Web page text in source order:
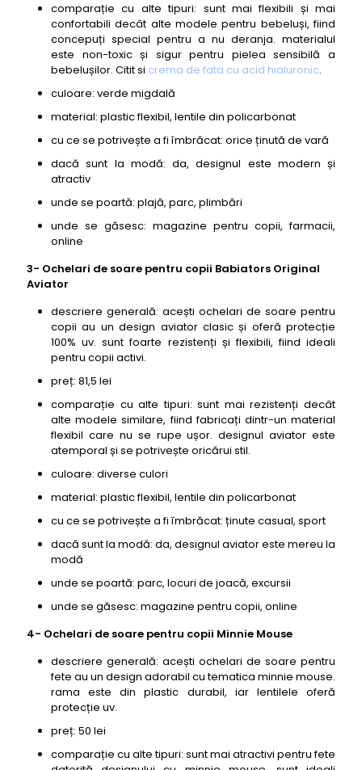
comparație cu alte tipuri: sunt mai flexibili și mai
confortabili decât alte modele pentru bebeluși, fiind
concepuți special pentru a nu deranja. materialul
este non-toxic și sigur pentru pielea sensibilă a
bebelușilor. Citit si crema de fata cu acid hialuronic.
culoare: verde migdală
material: plastic flexibil, lentile din policarbonat
cu ce se potrivește a fi îmbrăcat: orice ținută de vară
dacă sunt la modă: da, designul este modern și
atractiv
unde se poartă: plajă, parc, plimbări
unde se găsesc: magazine pentru copii, farmacii,
online
3- Ochelari de soare pentru copii Babiators Original
Aviator
descriere generală: acești ochelari de soare pentru
copii au un design aviator clasic și oferă protecție
100% uv. sunt foarte rezistenți și flexibili, fiind ideali
pentru copii activi.
preț: 81,5 lei
comparație cu alte tipuri: sunt mai rezistenți decât
alte modele similare, fiind fabricați dintr-un material
flexibil care nu se rupe ușor. designul aviator este
atemporal și se potrivește oricărui stil.
culoare: diverse culori
material: plastic flexibil, lentile din policarbonat
cu ce se potrivește a fi îmbrăcat: ținute casual, sport
dacă sunt la modă: da, designul aviator este mereu la
modă
unde se poartă: parc, locuri de joacă, excursii
unde se găsesc: magazine pentru copii, online
4- Ochelari de soare pentru copii Minnie Mouse
descriere generală: acești ochelari de soare pentru
fete au un design adorabil cu tematica minnie mouse.
rama este din plastic durabil, iar lentilele oferă
protecție uv.
preț: 50 lei
comparație cu alte tipuri: sunt mai atractivi pentru fete